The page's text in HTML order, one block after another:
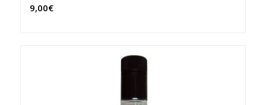
9,00€